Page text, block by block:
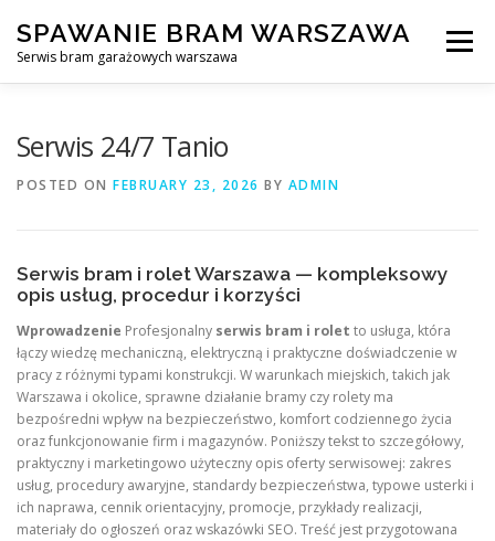
content
SPAWANIE BRAM WARSZAWA
Serwis bram garażowych warszawa
Menu
Serwis 24/7 Tanio
POSTED ON FEBRUARY 23, 2026 BY ADMIN
Serwis bram i rolet Warszawa — kompleksowy
opis usług, procedur i korzyści
Wprowadzenie Profesjonalny serwis bram i rolet to usługa, która
łączy wiedzę mechaniczną, elektryczną i praktyczne doświadczenie w
pracy z różnymi typami konstrukcji. W warunkach miejskich, takich jak
Warszawa i okolice, sprawne działanie bramy czy rolety ma
bezpośredni wpływ na bezpieczeństwo, komfort codziennego życia
oraz funkcjonowanie firm i magazynów. Poniższy tekst to szczegółowy,
praktyczny i marketingowo użyteczny opis oferty serwisowej: zakres
usług, procedury awaryjne, standardy bezpieczeństwa, typowe usterki i
ich naprawa, cennik orientacyjny, promocje, przykłady realizacji,
materiały do ogłoszeń oraz wskazówki SEO. Treść jest przygotowana